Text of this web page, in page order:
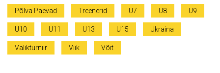
Põlva Päevad Treenerid U7 U8 U9
U10 U11 U13 U15 Ukraina
Valikturniir Viik Võit